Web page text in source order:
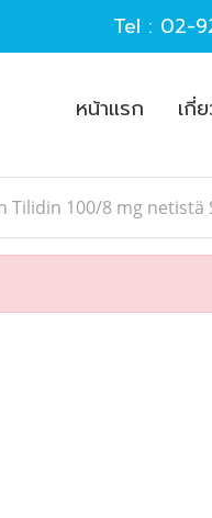
Tel : 02-
หน้าแรก เกี่
Tilidin 100/8 mg